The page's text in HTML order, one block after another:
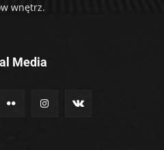
wnętrz.
Media